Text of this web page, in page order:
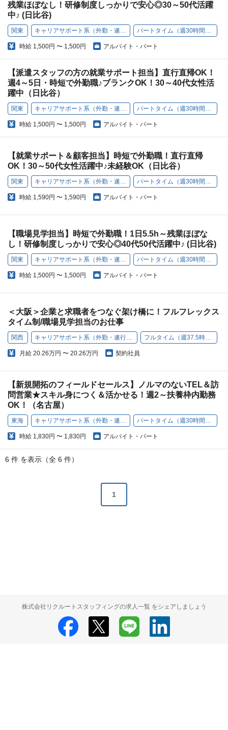
残業ほぼなし！研修制度しっかりで安心◎30～50代活躍
中♪ (日比谷)
関東 キャリアサポート系（外勤・遂行型） パートタイム（週30時間以下）
時給 1,500円 〜 1,500円 アルバイト・パート
【派遣スタッフの方の就業サポート担当】直行直帰OK！
週4～5日・時短で外勤職♪ブランクOK！30～40代女性活
躍中（日比谷）
関東 キャリアサポート系（外勤・遂行型） パートタイム（週30時間以下）
時給 1,500円 〜 1,500円 アルバイト・パート
【就業サポート＆顧客担当】時短で外勤職！直行直帰
OK！30～50代女性活躍中♪未経験OK（日比谷）
関東 キャリアサポート系（外勤・遂行型） パートタイム（週30時間以下）
時給 1,590円 〜 1,590円 アルバイト・パート
【職場見学担当】時短で外勤職！1日5.5h～残業ほぼな
し！研修制度しっかりで安心◎40代50代活躍中♪ (日比谷)
関東 キャリアサポート系（外勤・遂行型） パートタイム（週30時間以下）
時給 1,500円 〜 1,500円 アルバイト・パート
＜大阪＞企業と求職者をつなぐ架け橋に！フルフレックス
タイム制/職場見学担当のお仕事
関西 キャリアサポート系（外勤・遂行型） フルタイム（週37.5時間）
月給 20.26万円 〜 20.26万円 契約社員
【新規開拓のフィールドセールス】ノルマのないTEL＆訪
問営業★スキル身につく＆活かせる！週2～扶養枠内勤務
OK！（名古屋）
東海 キャリアサポート系（外勤・遂行型） パートタイム（週30時間以下）
時給 1,830円 〜 1,830円 アルバイト・パート
6 件 を表示（全 6 件）
1
株式会社リクルートスタッフィングの求人一覧 をシェアしましょう